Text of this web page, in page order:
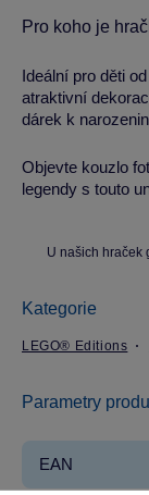
Pro koho je
Ideální pro děti
atraktivní
dárek k
Objevte kouzlo
legendy s touto
U našich hraček
Kategorie
LEGO® Editions
Parametry
EAN